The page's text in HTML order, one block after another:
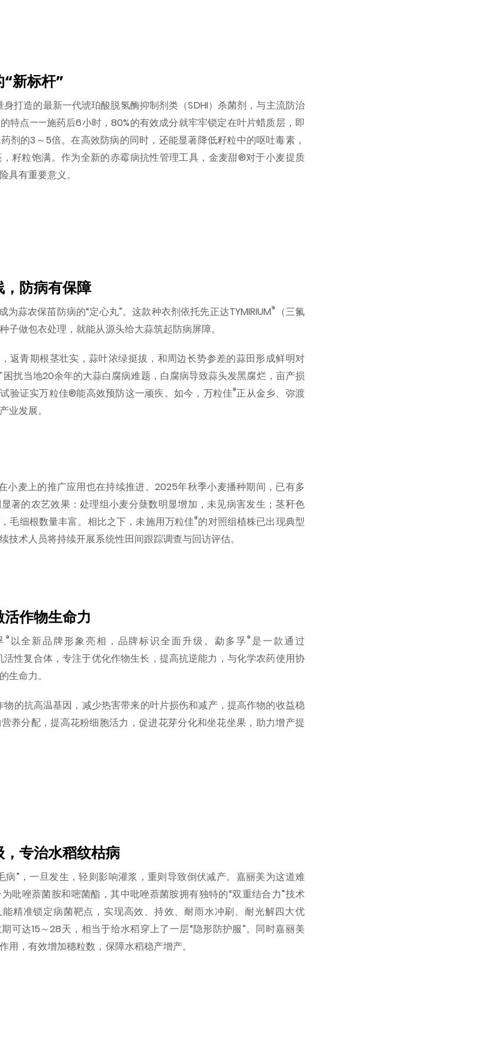
“新标杆”
打造的最新一代琥珀酸脱氢酶抑制剂类（SDHI）杀菌剂，与主流防治
特点——施药后6小时，80%的有效成分就牢牢锁定在叶片蜡质层，即
剂的3～5倍。在高效防病的同时，还能显著降低籽粒中的呕吐毒素，
籽粒饱满。作为全新的赤霉病抗性管理工具，金麦甜®对于小麦提质
具有重要意义。
，防病有保障
蒜农保苗防病的“定心丸”。这款种衣剂依托先正达TYMIRIUM®
（三氟
子做包衣处理，就能从源头给大蒜筑起防病屏障。
返青期根茎壮实，蒜叶浓绿挺拔，和周边长势参差的蒜田形成鲜明对
困扰当地20余年的大蒜白腐病难题，白腐病导致蒜头发黑腐烂，亩产损
验证实万粒佳®能高效预防这一顽疾。如今，万粒佳®正从金乡、弥渡
业发展。
小麦上的推广应用也在持续推进。2025年秋季小麦播种期间，已有多
著的农艺效果：处理组小麦分蘖数明显增加，未见病害发生；茎秆色
毛细根数量丰富。相比之下，未施用万粒佳®的对照组植株已出现典型
技术人员将持续开展系统性田间跟踪调查与回访评估。
活作物生命力
® 以全新品牌形象亮相，品牌标识全面升级。勐多孚® 是一款通过
活性复合体，专注于优化作物生长，提高抗逆能力，与化学农药使用协
生命力。
物的抗高温基因，减少热害带来的叶片损伤和减产，提高作物的收益稳
养分配，提高花粉细胞活力，促进花芽分化和坐花坐果，助力增产提
，专治水稻纹枯病
病”，一旦发生，轻则影响灌浆，重则导致倒伏减产。嘉丽美为这道难
吡唑萘菌胺和嘧菌酯，其中吡唑萘菌胺拥有独特的“双重结合力”技术
精准锁定病菌靶点，实现高效、持效、耐雨水冲刷、耐光解四大优
可达15～28天，相当于给水稻穿上了一层“隐形防护服”。同时嘉丽美
，有效增加穗粒数，保障水稻稳产增产。